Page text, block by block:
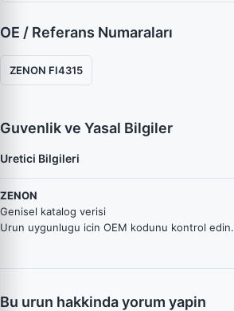
OE / Referans Numaraları
ZENON FI4315
Guvenlik ve Yasal Bilgiler
Uretici Bilgileri
ZENON
Genisel katalog verisi
Urun uygunlugu icin OEM kodunu kontrol edin.
Bu urun hakkinda yorum yapin